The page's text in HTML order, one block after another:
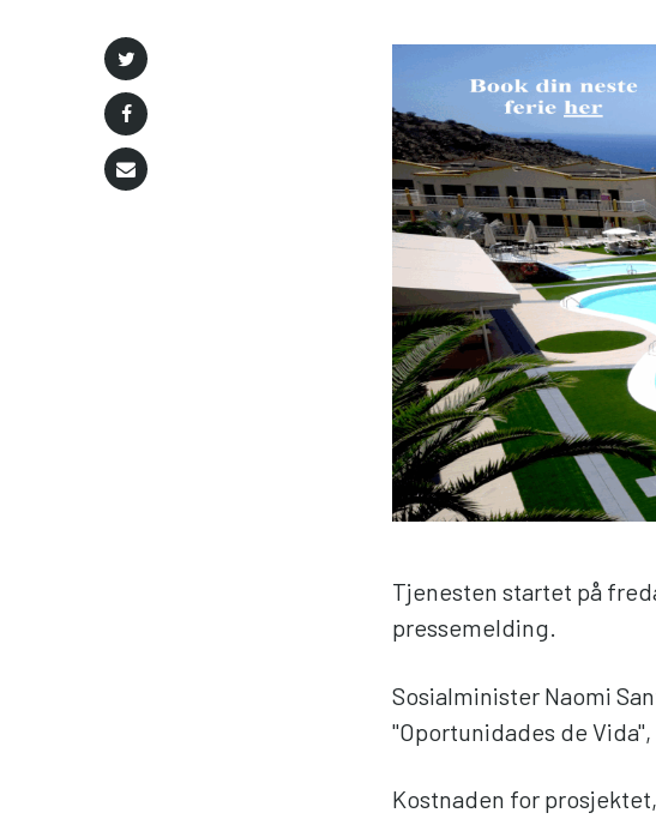
Tjenesten startet på
pressemelding.
Sosialminister Naomi
"Oportunidades de
Kostnaden for